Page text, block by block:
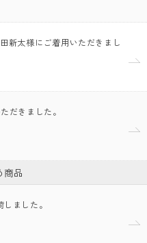
新太様にご着用いただきまし
だきました。
商品
ました。